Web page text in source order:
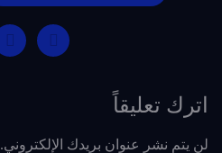
اترك تعليقاً
لن يتم نشر عنوان بريدك الإلكتروني.